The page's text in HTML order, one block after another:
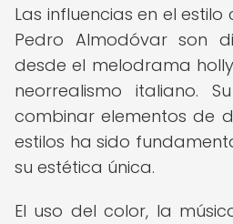
Las influencias en el
Pedro Almodóvar son
desde el melodrama
neorrealismo italiano.
combinar elementos de
estilos ha sido
su estética única.
El uso del color, la